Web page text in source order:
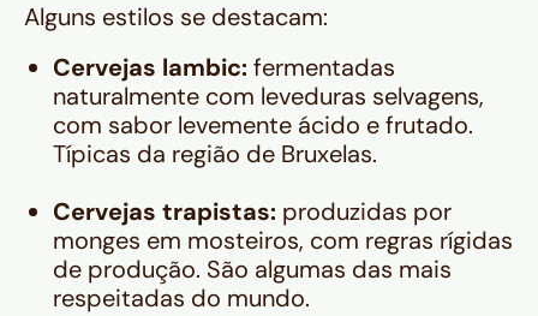
Alguns estilos se destacam:
Cervejas lambic:fermentadas
naturalmente com leveduras selvagens,
com sabor levemente ácido e frutado.
Típicas da região de Bruxelas.
Cervejas trapistas: produzidas por
monges em mosteiros, com regras rígidas
de produção. São algumas das mais
respeitadas do mundo.